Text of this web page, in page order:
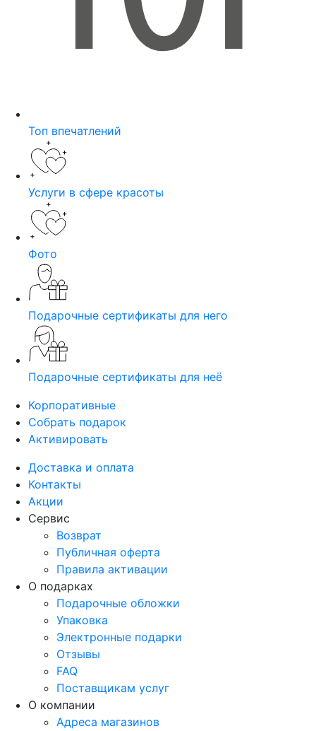
Топ впечатлений
Услуги в сфере красоты
Фото
Подарочные сертификаты для него
Подарочные сертификаты для неё
Корпоративные
Собрать подарок
Активировать
Доставка и оплата
Контакты
Акции
Сервис
Возврат
Публичная оферта
Правила активации
О подарках
Подарочные обложки
Упаковка
Электронные подарки
Отзывы
FAQ
Поставщикам услуг
О компании
Адреса магазинов